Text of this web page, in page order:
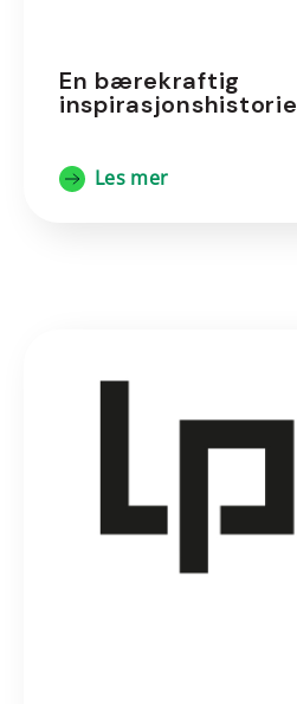
En bærekraftig
inspirasjonshistorie
Les mer